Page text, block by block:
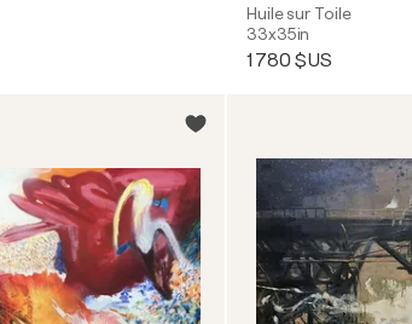
Huile sur Toile
33x35in
1 780 $US